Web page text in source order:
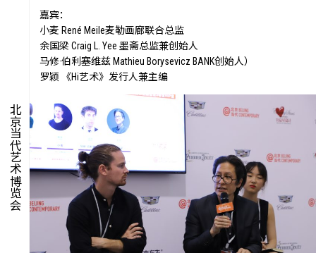
置
像
力
时
饮
别艺术项目
北京当代艺术博览会
嘉宾：
小麦 René Meile麦勒画廊联合总监
余国梁 Craig L. Yee 墨斋总监兼创始人
马修·伯利塞维兹 Mathieu Borysevicz BANK创始人）
罗颖 《Hi艺术》发行人兼主编